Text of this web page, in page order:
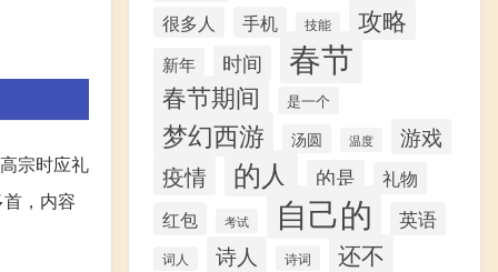
宗时应礼
，内容
很多人 手机 技能 攻略
新年 时间 春节
春节期间 是一个
梦幻西游 汤圆 温度 游戏
疫情 的人 的是 礼物
红包 考试 自己的 英语
词人 诗人 诗词 还不